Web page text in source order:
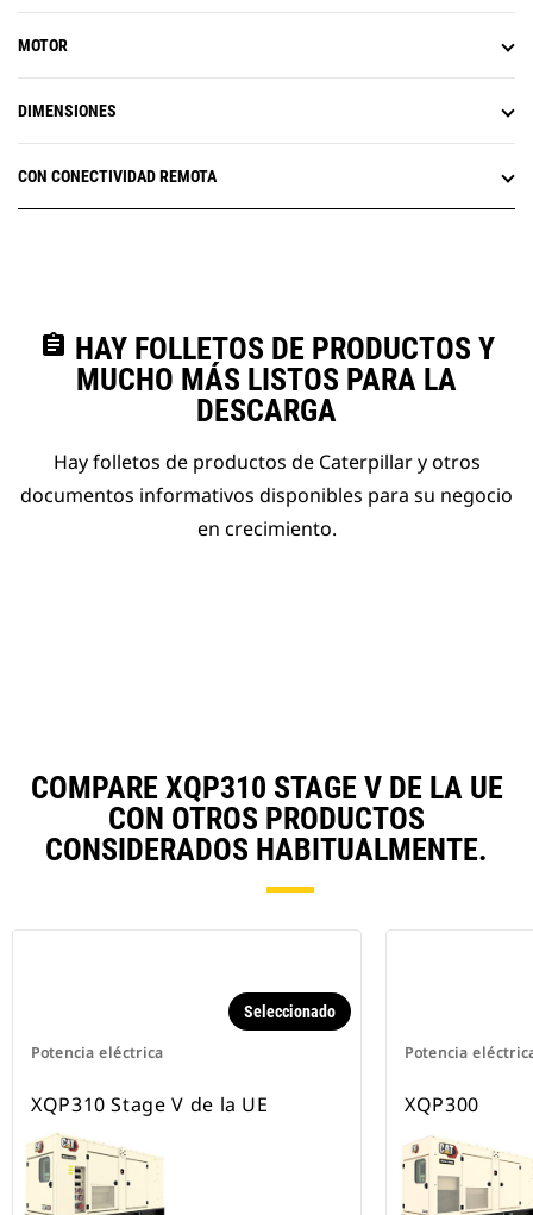
MOTOR
DIMENSIONES
CON CONECTIVIDAD REMOTA
assignment HAY FOLLETOS DE PRODUCTOS Y
MUCHO MÁS LISTOS PARA LA
DESCARGA
Hay folletos de productos de Caterpillar y otros
documentos informativos disponibles para su negocio
en crecimiento.
COMPARE XQP310 STAGE V DE LA UE
CON OTROS PRODUCTOS
CONSIDERADOS HABITUALMENTE.
Potencia eléctrica
Seleccionado
XQP310 Stage V de la UE
Potencia
XQP300